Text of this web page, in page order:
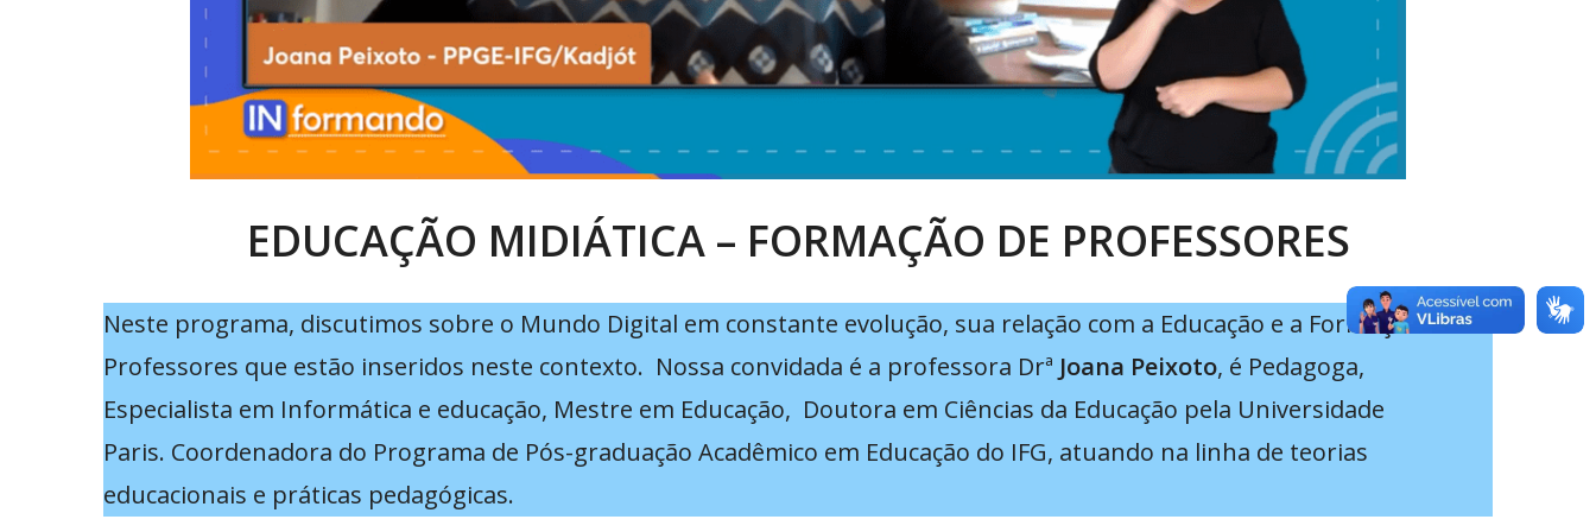
EDUCAÇÃO MIDIÁTICA – FORMAÇÃO DE PROFESSORES
Neste programa, discutimos sobre o Mundo Digital em constante evolução, sua relação com a Educação e a Formação de
Professores que estão inseridos neste contexto. Nossa convidada é a professora Drª Joana Peixoto, é Pedagoga,
Especialista em Informática e educação, Mestre em Educação, Doutora em Ciências da Educação pela Universidade
Paris. Coordenadora do Programa de Pós-graduação Acadêmico em Educação do IFG, atuando na linha de teorias
educacionais e práticas pedagógicas.